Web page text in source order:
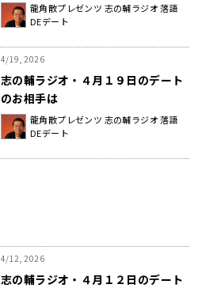
龍角散プレゼンツ 志の輔ラジオ 落語
DEデート
4/19, 2026
志の輔ラジオ・４月１９日のデート
のお相手は
龍角散プレゼンツ 志の輔ラジオ 落語
DEデート
4/12, 2026
志の輔ラジオ・４月１２日のデート